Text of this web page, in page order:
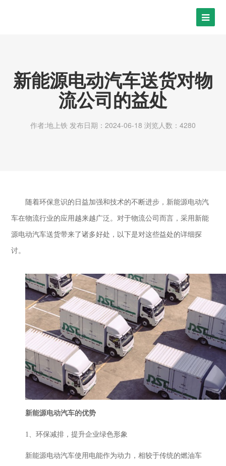
新能源电动汽车送货对物
流公司的益处
作者:地上铁 发布日期：2024-06-18 浏览人数：4280
随着环保意识的日益加强和技术的不断进步，新能源电动汽
车在物流行业的应用越来越广泛。对于物流公司而言，采用 新能
源电动汽车送货带来了诸多好处，以下是对这些益处的详细探
讨。
新能源电动汽车的优势
1、环保减排，提升企业绿色形象
新能源电动汽车使用电能作为动力，相较于传统的燃油车